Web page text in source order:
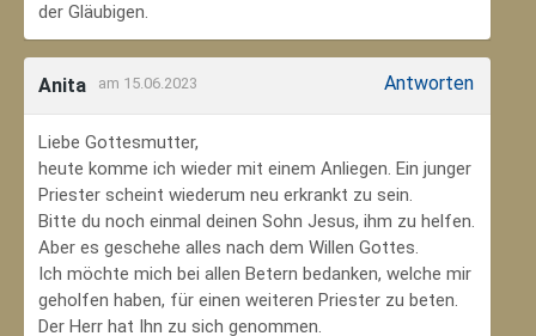
der Gläubigen.
Anita am 15.06.2023 Antworten
Liebe Gottesmutter,
heute komme ich wieder mit einem Anliegen. Ein junger
Priester scheint wiederum neu erkrankt zu sein.
Bitte du noch einmal deinen Sohn Jesus, ihm zu helfen.
Aber es geschehe alles nach dem Willen Gottes.
Ich möchte mich bei allen Betern bedanken, welche mir
geholfen haben, für einen weiteren Priester zu beten.
Der Herr hat Ihn zu sich genommen.